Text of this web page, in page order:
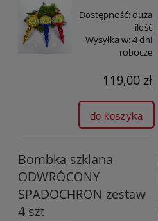
Dostępność:duża
ilość
Wysyłka w:4 dni
robocze
119,00 zł
do koszyka
Bombka szklana
ODWRÓCONY
SPADOCHRON zestaw
4 szt